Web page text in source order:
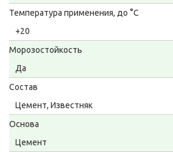
Температура применения, до °С
+20
Морозостойкость
Да
Состав
Цемент, Известняк
Основа
Цемент